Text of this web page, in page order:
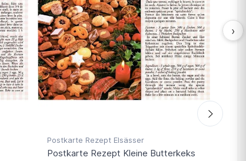
Postkarte Rezept Elsässer
Postkarte Rezept Kleine Butterkeks
›